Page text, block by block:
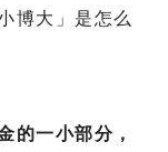
博大」是怎么
的一小部分，